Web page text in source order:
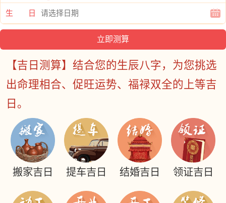
生 日
【吉日测算】结合您的生辰八字，为您挑选
出命理相合、促旺运势、福禄双全的上等吉
日。
搬家吉日 提车吉日 结婚吉日 领证吉日